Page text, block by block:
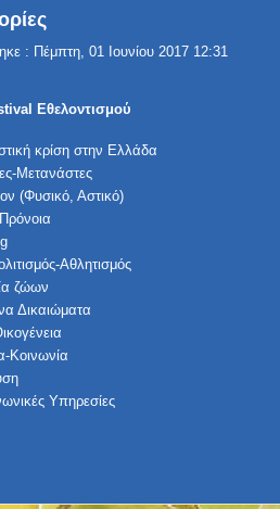
: Πέμπτη, 01 Ιουνίου 2017 12:31
Εθελοντισμού
κρίση στην Ελλάδα
Μετανάστες
(Φυσικό, Αστικό)
Αθλητισμός
ζώων
Δικαιώματα
Κοινωνία
Υπηρεσίες